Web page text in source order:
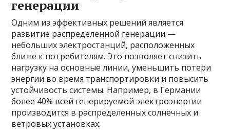
генерации
Одним из эффективных решений является
развитие распределенной генерации —
небольших электростанций, расположенных
ближе к потребителям. Это позволяет снизить
нагрузку на основные линии, уменьшить потери
энергии во время транспортировки и повысить
устойчивость системы. Например, в Германии
более 40% всей генерируемой электроэнергии
производится в распределенных солнечных и
ветровых установках.